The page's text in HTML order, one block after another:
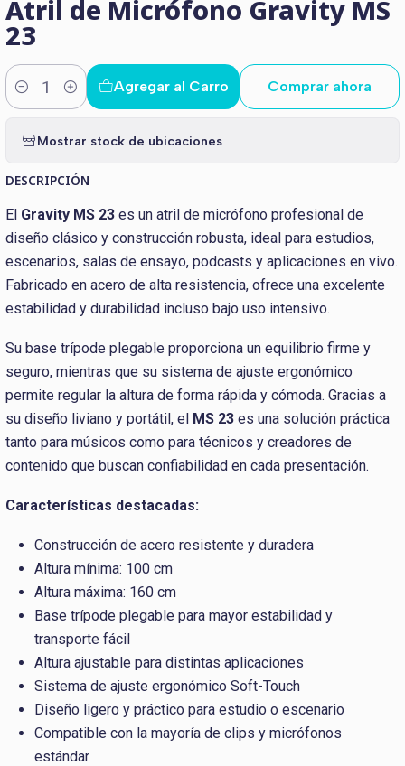
Atril de Micrófono Gravity MS
23
Cantidad
Agregar al Carro Comprar ahora
Mostrar stock de ubicaciones
DESCRIPCIÓN
El Gravity MS 23 es un atril de micrófono profesional de
diseño clásico y construcción robusta, ideal para estudios,
escenarios, salas de ensayo, podcasts y aplicaciones en vivo.
Fabricado en acero de alta resistencia, ofrece una excelente
estabilidad y durabilidad incluso bajo uso intensivo.
Su base trípode plegable proporciona un equilibrio firme y
seguro, mientras que su sistema de ajuste ergonómico
permite regular la altura de forma rápida y cómoda. Gracias a
su diseño liviano y portátil, el MS 23 es una solución práctica
tanto para músicos como para técnicos y creadores de
contenido que buscan confiabilidad en cada presentación.
Características destacadas:
Construcción de acero resistente y duradera
Altura mínima: 100 cm
Altura máxima: 160 cm
Base trípode plegable para mayor estabilidad y
transporte fácil
Altura ajustable para distintas aplicaciones
Sistema de ajuste ergonómico Soft-Touch
Diseño ligero y práctico para estudio o escenario
Compatible con la mayoría de clips y micrófonos
estándar